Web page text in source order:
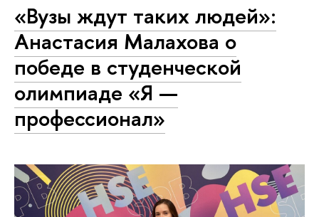
«Вузы ждут таких людей»:
Анастасия Малахова о
победе в студенческой
олимпиаде «Я —
профессионал»